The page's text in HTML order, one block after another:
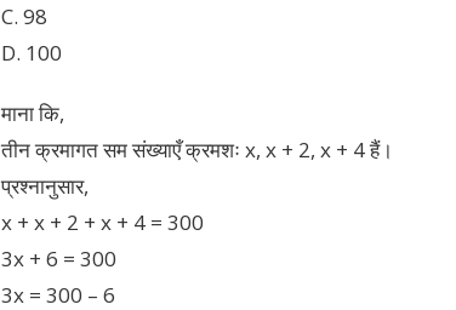
C. 98
D. 100
माना कि,
तीन क्रमागत सम संख्याएँ क्रमशः x, x + 2, x + 4 हैं।
प्रश्नानुसार,
x + x + 2 + x + 4 = 300
3x + 6 = 300
3x = 300 – 6